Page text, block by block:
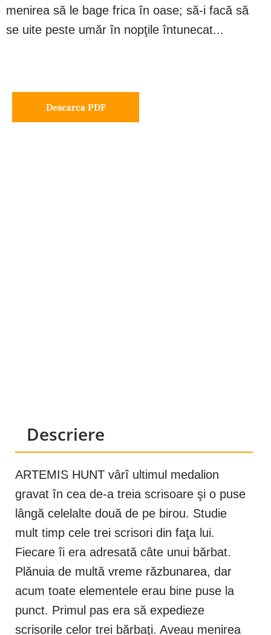
menirea să le bage frica în oase; să-i facă să
se uite peste umăr în nopţile întunecat...
Descarca PDF
Descriere
ARTEMIS HUNT vârî ultimul medalion
gravat în cea de-a treia scrisoare şi o puse
lângă celelalte două de pe birou. Studie
mult timp cele trei scrisori din faţa lui.
Fiecare îi era adresată câte unui bărbat.
Plănuia de multă vreme răzbunarea, dar
acum toate elementele erau bine puse la
punct. Primul pas era să expedieze
scrisorile celor trei bărbaţi. Aveau menirea